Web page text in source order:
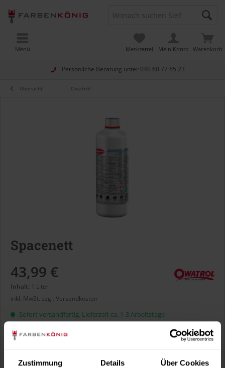
Zustimmung Details Über Cookies
Persönliche Beratung unter 040 60 77 65 23
Warenkorb
Merkzettel Mein Konto
Menü
Übersicht Owatrol
Spacenett
43,99 €
Inhalt: 1 Liter
inkl. MwSt. zzgl. Versandkosten
Sofort versandfertig, Lieferzeit ca. 1-3 Arbeitstage
Verbrauch berechnen
Wie viele m² wollen Sie bearbeiten?
m²